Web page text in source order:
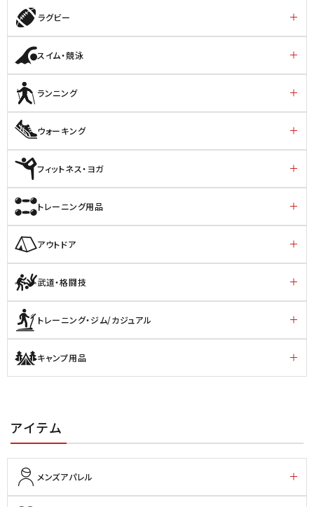
ラグビー
スイム・競泳
ランニング
ウォーキング
フィットネス・ヨガ
トレーニング用品
アウトドア
武道・格闘技
トレーニング・ジム/カジュアル
キャンプ用品
アイテム
メンズアパレル